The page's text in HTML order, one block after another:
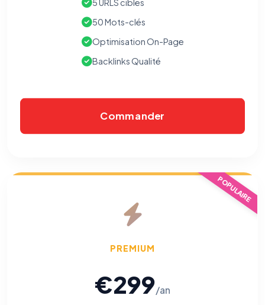
5 URLS cibles
50 Mots-clés
Optimisation On-Page
Backlinks Qualité
Commander
POPULAIRE
PREMIUM
€299/an